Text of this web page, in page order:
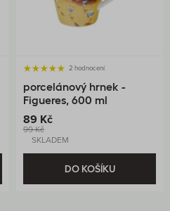
2 hodnocení
porcelánový hrnek -
Figueres, 600 ml
89 Kč
99 Kč
SKLADEM
DO KOŠÍKU